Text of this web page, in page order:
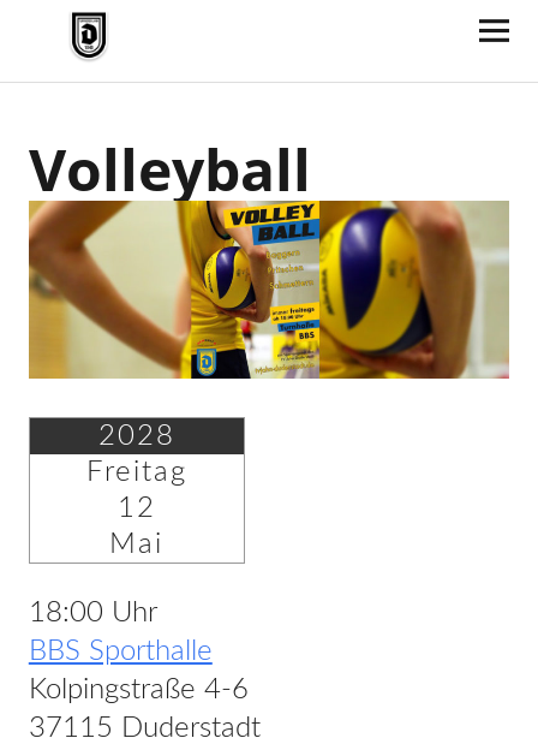
TV Jahn Duderstadt
Volleyball
2028
Freitag
12
Mai
18:00 Uhr
BBS Sporthalle
Kolpingstraße 4-6
37115 Duderstadt